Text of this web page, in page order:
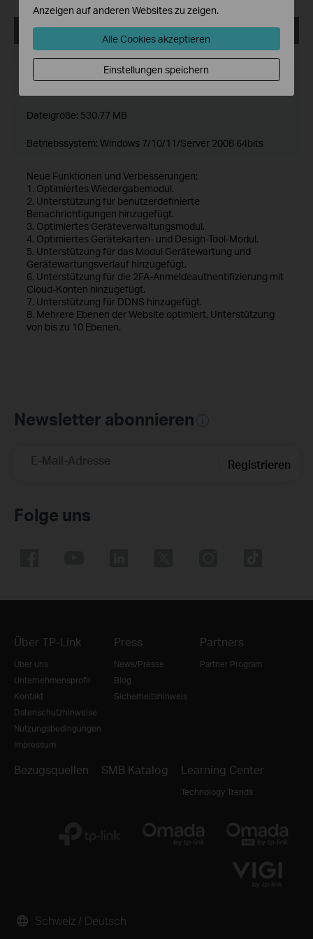
VIGI VMS_1.7.24_64bits
Datum der Veröffentlichung:2024-11-28
Dateigröße: 530.77 MB
Betriebssystem: Windows 7/10/11/Server 2008 64bits
Neue Funktionen und Verbesserungen:
1. Optimiertes Wiedergabemodul.
2. Unterstützung für benutzerdefinierte
Benachrichtigungen hinzugefügt.
3. Optimiertes Geräteverwaltungsmodul.
4. Optimiertes Gerätekarten- und Design-Tool-Modul.
5. Unterstützung für das Modul Gerätewartung und
Gerätewartungsverlauf hinzugefügt.
6. Unterstützung für die 2FA-Anmeldeauthentifizierung mit
Cloud-Konten hinzugefügt.
7. Unterstützung für DDNS hinzugefügt.
8. Mehrere Ebenen der Website optimiert, Unterstützung
von bis zu 10 Ebenen.
Newsletter abonnieren
E-Mail-Adresse Registrieren
Folge uns
Über TP-Link
Über uns
Unternehmensprofil
Kontakt
Datenschutzhinweise
Nutzungsbedingungen
Impressum
Press
News/Presse
Blog
Sicherheitshinweis
Partners
Partner Program
Bezugsquellen SMB Katalog Learning Center
Technology Trends
Schweiz / Deutsch
Anzeigen auf anderen Websites zu zeigen.
Alle Cookies akzeptieren
Einstellungen speichern